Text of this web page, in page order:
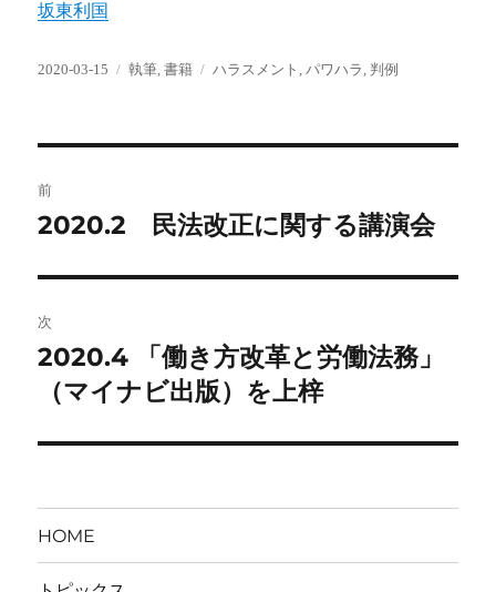
坂東利国
投
2020-03-15
カ
執筆,書籍
タ
ハラスメント ,パワハラ , 判例
稿
ビ
ゲ
ー
シ
ン
前
前
投
稿:
2020.2 民法改正に関する講演会
次
次
の
稿:
2020.4 「働き方改革と労働法務」
（マイナビ出版）を上梓
HOME